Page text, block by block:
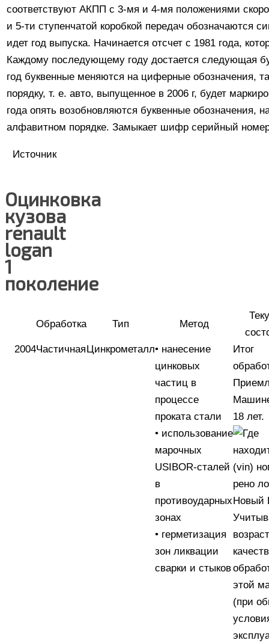
соответствуют АКПП с 3-мя и 4-мя положениями
и 5-ти ступенчатой коробкой передач обозначаются
идет год выпуска. Начинается отсчет с 1981 года,
Каждому последующему году достается следующая
год буквенные меняются на циферные обозначения,
порядку, т. е. авто, выпущенное в 2006 г, будет
года опять возобновляются буквенные обозначения,
алфавитном порядке. Замыкает шифр серийный
Источник
Оцинковка
кузова
renault
logan
1
поколение
Обработка Тип Метод
2004ЧастичнаяЦинкрометалл• нанесение
цинковых
частиц в
процессе
проката стали
• использование
марочных
USIBOR-сталей
в
противоударных
зонах
• герметизация
зон ликвации
сварки и стыков
Итог
18 лет.
этой
(при